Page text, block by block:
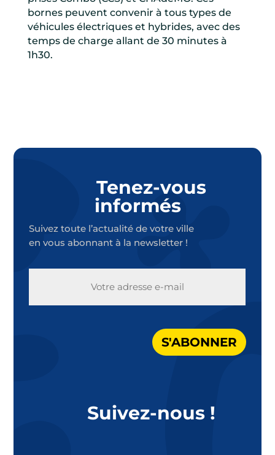
bornes peuvent convenir à tous types de
véhicules électriques et hybrides, avec des
temps de charge allant de 30 minutes à
1h30.
Tenez-vous
informés
Suivez toute l’actualité de votre ville
en vous abonnant à la newsletter !
S'ABONNER
Suivez-nous !